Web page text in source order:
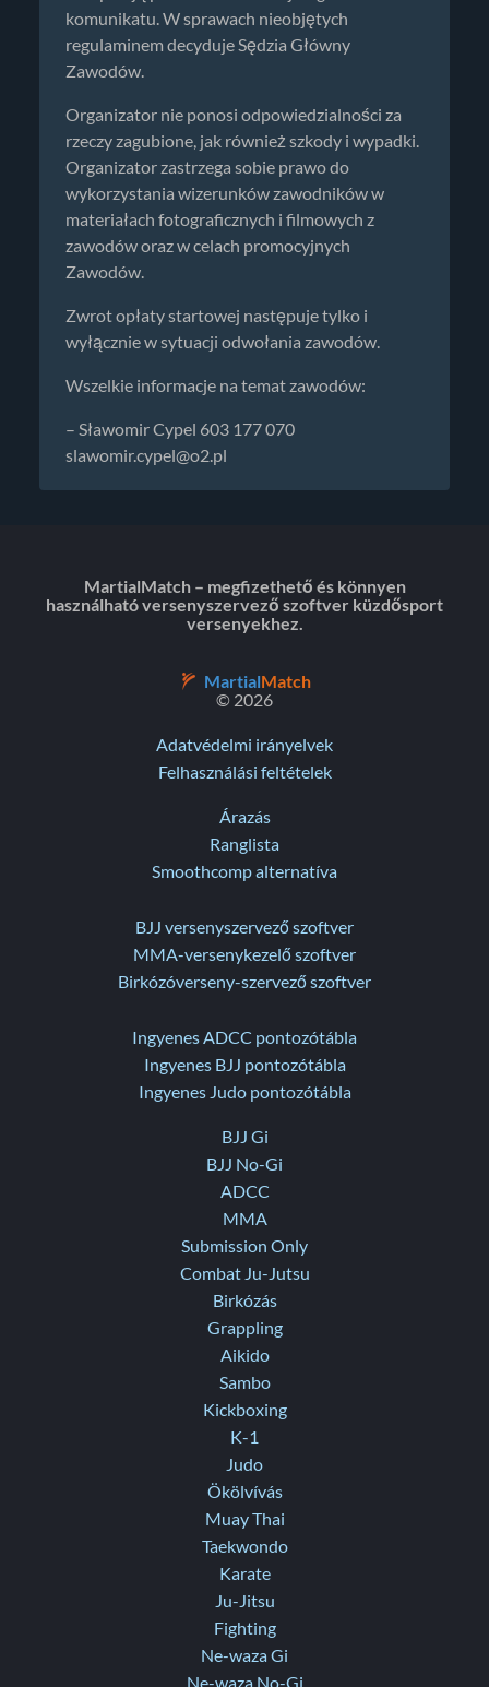
komunikatu. W sprawach nieobjętych
regulaminem decyduje Sędzia Główny
Zawodów.
Organizator nie ponosi odpowiedzialności za
rzeczy zagubione, jak również szkody i wypadki.
Organizator zastrzega sobie prawo do
wykorzystania wizerunków zawodników w
materiałach fotograficznych i filmowych z
zawodów oraz w celach promocyjnych
Zawodów.
Zwrot opłaty startowej następuje tylko i
wyłącznie w sytuacji odwołania zawodów.
Wszelkie informacje na temat zawodów:
– Sławomir Cypel 603 177 070
slawomir.cypel@o2.pl
MartialMatch – megfizethető és könnyen
használható versenyszervező szoftver küzdősport
versenyekhez.
MartialMatch
© 2026
Adatvédelmi irányelvek
Felhasználási feltételek
Árazás
Ranglista
Smoothcomp alternatíva
BJJ versenyszervező szoftver
MMA-versenykezelő szoftver
Birkózóverseny-szervező szoftver
Ingyenes ADCC pontozótábla
Ingyenes BJJ pontozótábla
Ingyenes Judo pontozótábla
BJJ Gi
BJJ No-Gi
ADCC
MMA
Submission Only
Combat Ju-Jutsu
Birkózás
Grappling
Aikido
Sambo
Kickboxing
K-1
Judo
Ökölvívás
Muay Thai
Taekwondo
Karate
Ju-Jitsu
Fighting
Ne-waza Gi
Ne-waza No-Gi